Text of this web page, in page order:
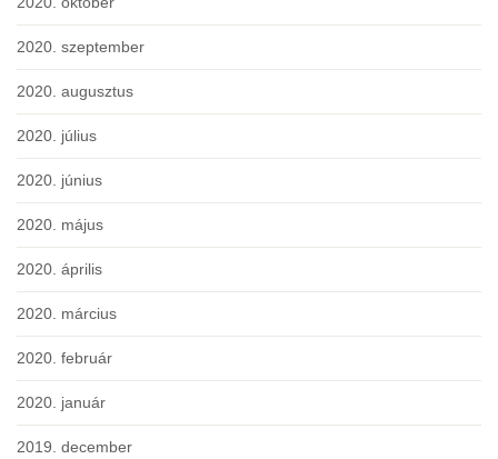
2020. szeptember
2020. augusztus
2020. július
2020. június
2020. május
2020. április
2020. március
2020. február
2020. január
2019. december